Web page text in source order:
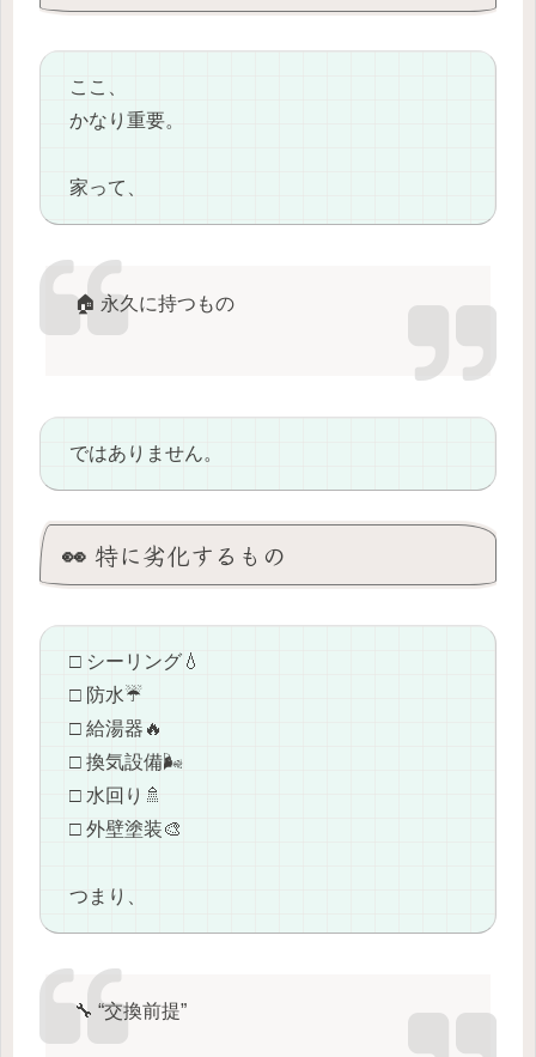
ここ、
かなり重要。
家って、
🏠 永久に持つもの
ではありません。
👀 特に劣化するもの
□ シーリング💧
□ 防水☔️
□ 給湯器🔥
□ 換気設備🌬️
□ 水回り🚿
□ 外壁塗装🎨
つまり、
🔧 “交換前提”